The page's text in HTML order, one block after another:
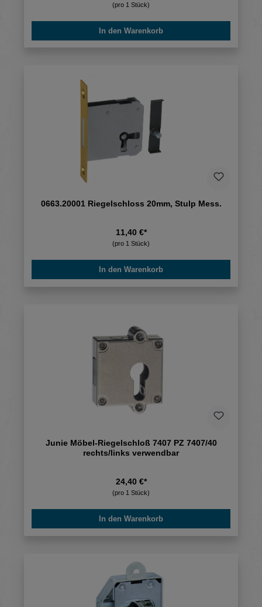
(pro 1 Stück)
In den Warenkorb
0663.20001 Riegelschloss 20mm, Stulp Mess.
11,40 €*
(pro 1 Stück)
In den Warenkorb
Junie Möbel-Riegelschloß 7407 PZ 7407/40
rechts/links verwendbar
24,40 €*
(pro 1 Stück)
In den Warenkorb